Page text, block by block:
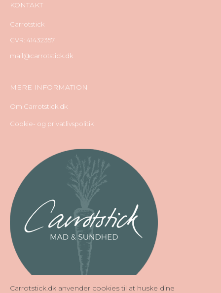
KONTAKT
Carrotstick
CVR: 41432357
mail@carrotstick.dk
MERE INFORMATION
Om Carrotstick.dk
Cookie- og privatlivspolitik
Carrotstick.dk anvender cookies til at huske dine